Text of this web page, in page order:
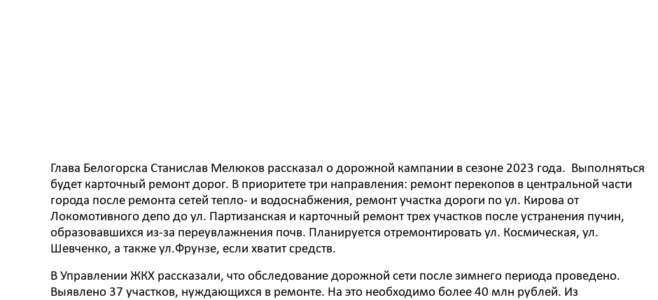
Глава Белогорска Станислав Мелюков рассказал о дорожной кампании в сезоне 2023 года. Выполняться
будет карточный ремонт дорог. В приоритете три направления: ремонт перекопов в центральной части
города после ремонта сетей тепло- и водоснабжения, ремонт участка дороги по ул. Кирова от
Локомотивного депо до ул. Партизанская и карточный ремонт трех участков после устранения пучин,
образовавшихся из-за переувлажнения почв. Планируется отремонтировать ул. Космическая, ул.
Шевченко, а также ул.Фрунзе, если хватит средств.
В Управлении ЖКХ рассказали, что обследование дорожной сети после зимнего периода проведено.
Выявлено 37 участков, нуждающихся в ремонте. На это необходимо более 40 млн рублей. Из